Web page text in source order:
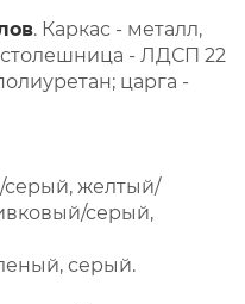
. Каркас - металл,
- ЛДСП 22
царга -
серый, желтый/
серый,
серый.